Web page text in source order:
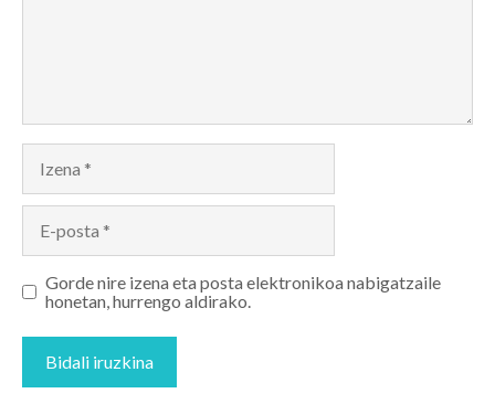
Gorde nire izena eta posta elektronikoa nabigatzaile
honetan, hurrengo aldirako.